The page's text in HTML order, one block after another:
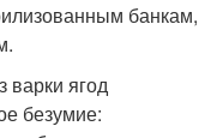
банкам,